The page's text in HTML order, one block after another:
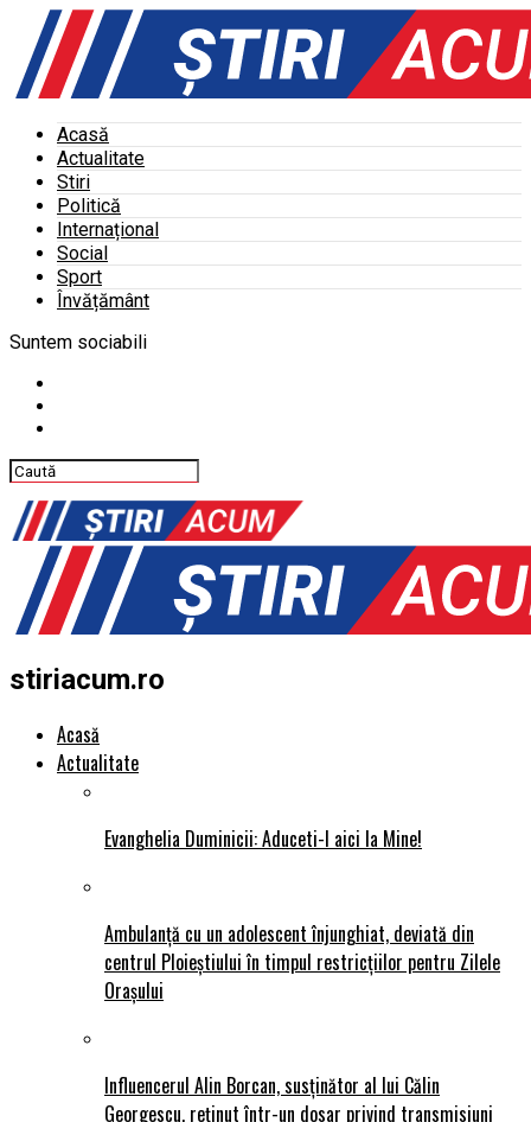
Acasă
Actualitate
Stiri
Politică
Internațional
Social
Sport
Învățământ
Suntem sociabili
stiriacum.ro
Acasă
Actualitate
Evanghelia Duminicii: Aduceti-l aici la Mine!
Ambulanță cu un adolescent înjunghiat, deviată din
centrul Ploieștiului în timpul restricțiilor pentru Zilele
Orașului
Influencerul Alin Borcan, susținător al lui Călin
Georgescu, reținut într-un dosar privind transmisiuni